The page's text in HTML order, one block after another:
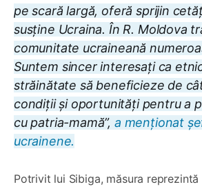
pe scară largă, oferă sprijin
susține Ucraina. În R. Moldova
comunitate ucraineană
Suntem sincer interesați ca
străinătate să beneficieze de
condiții și oportunități pentru a
cu patria-mamă”, a menționat
ucrainene.
Potrivit lui Sibiga, măsura reprezintă